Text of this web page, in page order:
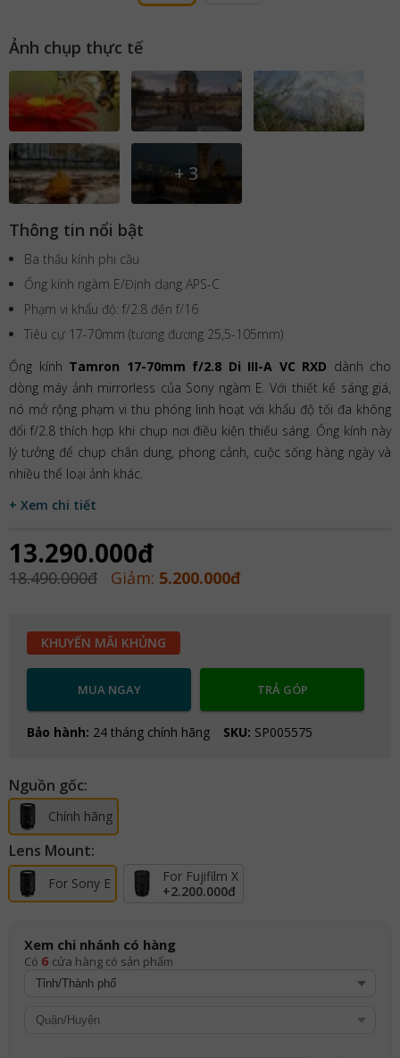
Ảnh chụp thực tế
+ 3
Thông tin nổi bật
Ba thấu kính phi cầu
Ống kính ngàm E/Định dạng APS-C
Phạm vi khẩu độ: f/2.8 đến f/16
Tiêu cự 17-70mm (tương đương 25,5-105mm)
Ống kính Tamron 17-70mm f/2.8 Di III-A VC RXD dành cho
dòng máy ảnh mirrorless của Sony ngàm E. Với thiết kế sáng giá,
nó mở rộng phạm vi thu phóng linh hoạt với khẩu độ tối đa không
đổi f/2.8 thích hợp khi chụp nơi điều kiện thiếu sáng. Ống kính này
lý tưởng để chụp chân dung, phong cảnh, cuộc sống hàng ngày và
nhiều thể loại ảnh khác.
+ Xem chi tiết
13.290.000đ
18.490.000đ Giảm: 5.200.000đ
KHUYẾN MÃI KHỦNG
MUA NGAY TRẢ GÓP
Bảo hành: 24 tháng chính hãng SKU: SP005575
Nguồn gốc:
Chính hãng
Lens Mount:
For Sony E
For Fujifilm X
+2.200.000đ
Xem chi nhánh có hàng
Có 6 cửa hàng có sản phẩm